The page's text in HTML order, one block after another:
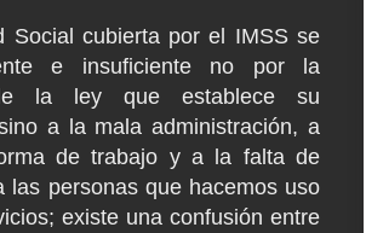
Social cubierta por el IMSS se
e insuficiente no por la
la ley que establece su
a la mala administración, a
de trabajo y a la falta de
las personas que hacemos uso
existe una confusión entre